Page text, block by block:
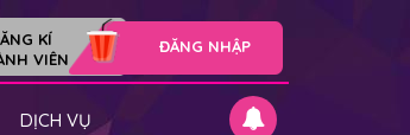
ĐĂNG NHẬP
KÍ
VIÊN
DỊCH VỤ